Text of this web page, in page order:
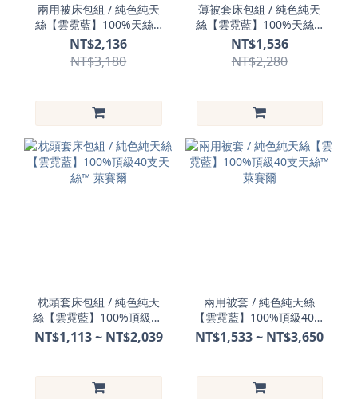
兩用被床包組 / 純色純天
絲【雲霓藍】100%天絲™
萊賽爾
NT$2,136
NT$3,180
薄被套床包組 / 純色純天
絲【雲霓藍】100%天絲™
萊賽爾
NT$1,536
NT$2,280
枕頭套床包組 / 純色純天
絲【雲霓藍】100%頂級40
支天絲™ 萊賽爾
NT$1,113 ~ NT$2,039
兩用被套 / 純色純天絲
【雲霓藍】100%頂級40支
天絲™ 萊賽爾
NT$1,533 ~ NT$3,650